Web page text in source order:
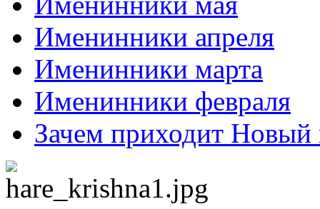
Именинники апреля
Именинники марта
Именинники февраля
Зачем приходит Новый